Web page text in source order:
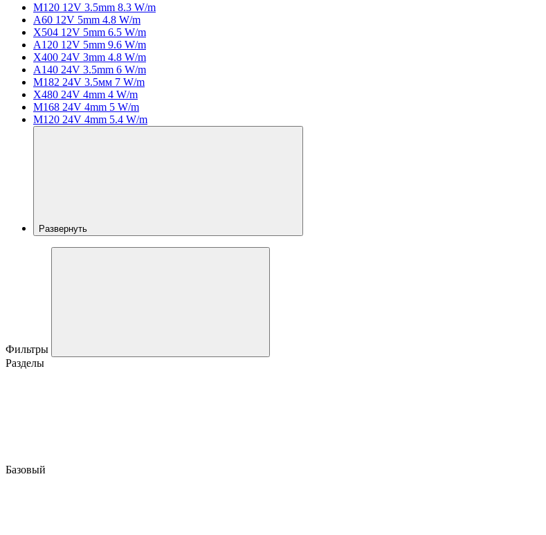
M120 12V 3.5mm 8.3 W/m
A60 12V 5mm 4.8 W/m
X504 12V 5mm 6.5 W/m
A120 12V 5mm 9.6 W/m
X400 24V 3mm 4.8 W/m
A140 24V 3.5mm 6 W/m
M182 24V 3.5мм 7 W/m
X480 24V 4mm 4 W/m
M168 24V 4mm 5 W/m
M120 24V 4mm 5.4 W/m
Развернуть
Фильтры
Разделы
Базовый